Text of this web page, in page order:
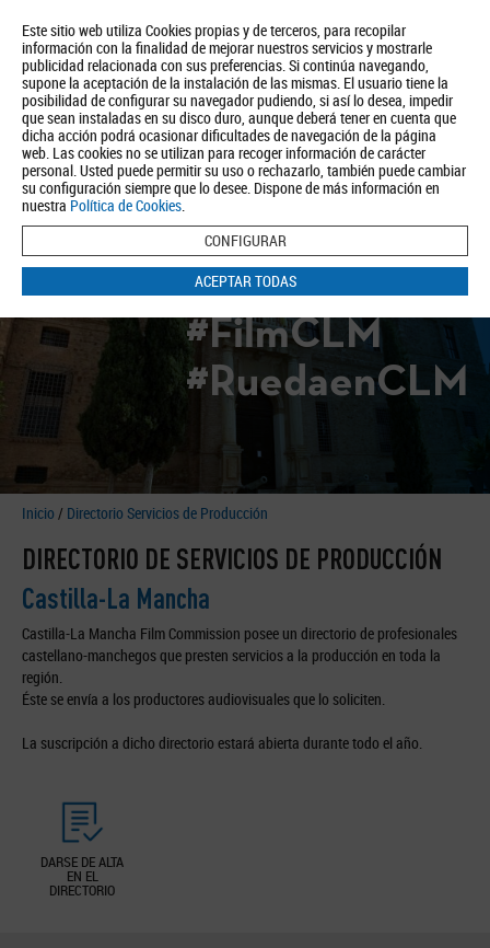
Este sitio web utiliza Cookies propias y de terceros, para recopilar
información con la finalidad de mejorar nuestros servicios y mostrarle
publicidad relacionada con sus preferencias. Si continúa navegando,
supone la aceptación de la instalación de las mismas. El usuario tiene la
posibilidad de configurar su navegador pudiendo, si así lo desea, impedir
que sean instaladas en su disco duro, aunque deberá tener en cuenta que
dicha acción podrá ocasionar dificultades de navegación de la página
web. Las cookies no se utilizan para recoger información de carácter
personal. Usted puede permitir su uso o rechazarlo, también puede cambiar
su configuración siempre que lo desee. Dispone de más información en
nuestra Política de Cookies.
CONFIGURAR
ACEPTAR TODAS
Quiénes somos Turismo Política de Privacidad Aviso Legal
Política de Cookies
BUSCAR
#FilmCLM
#RuedaenCLM
Inicio / Directorio Servicios de Producción
DIRECTORIO DE SERVICIOS DE PRODUCCIÓN
Castilla-La Mancha
Castilla-La Mancha Film Commission posee un directorio de profesionales
castellano-manchegos que presten servicios a la producción en toda la
región.
Éste se envía a los productores audiovisuales que lo soliciten.
La suscripción a dicho directorio estará abierta durante todo el año.
DARSE DE ALTA
EN EL
DIRECTORIO